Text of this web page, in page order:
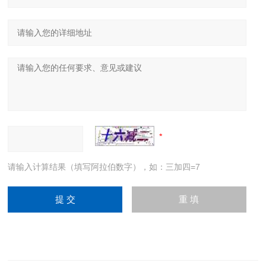
请输入计算结果（填写阿拉伯数字），如：三加四=7